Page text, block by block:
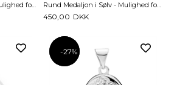
Rund Medaljon i Sølv - Mulighed for gravering Rund Medaljon i Sølv - Mulighed for gravering
450,00 DKK
-27%
-27%